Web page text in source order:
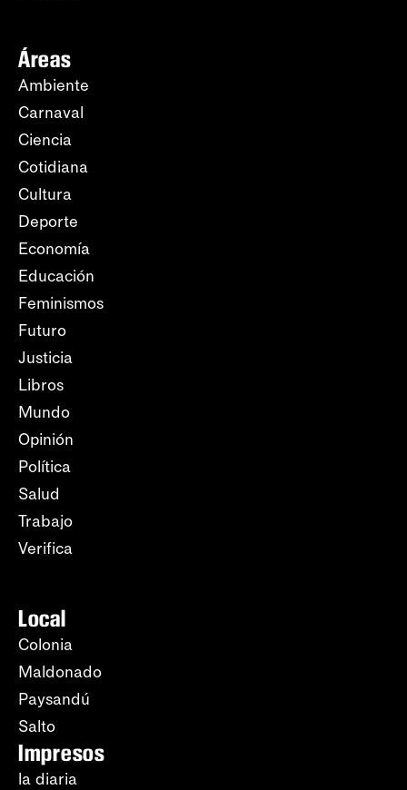
Áreas
Ambiente
Carnaval
Ciencia
Cotidiana
Cultura
Deporte
Economía
Educación
Feminismos
Futuro
Justicia
Libros
Mundo
Opinión
Política
Salud
Trabajo
Verifica
Local
Colonia
Maldonado
Paysandú
Salto
Impresos
la diaria